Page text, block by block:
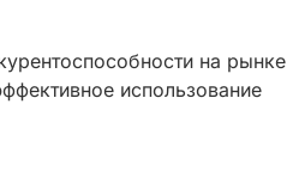
на рынке
использование